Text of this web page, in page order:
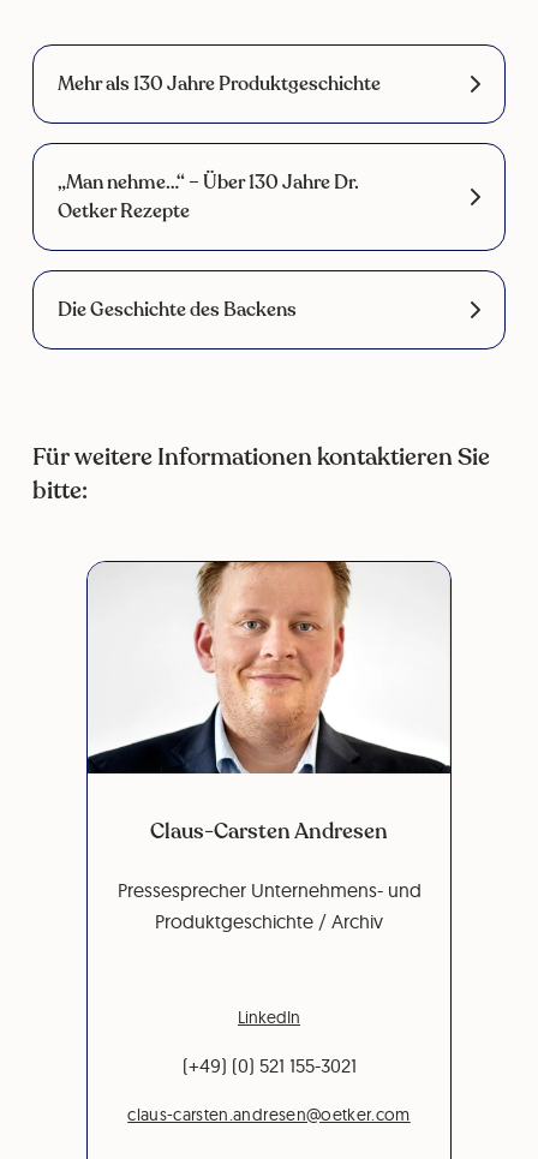
Mehr als 130 Jahre Produktgeschichte
„Man nehme…“ – Über 130 Jahre Dr.
Oetker Rezepte
Die Geschichte des Backens
Für weitere Informationen kontaktieren Sie
bitte:
Claus-Carsten Andresen
Pressesprecher Unternehmens- und
Produktgeschichte / Archiv
LinkedIn
(+49) (0) 521 155-3021
claus-carsten.andresen@oetker.com